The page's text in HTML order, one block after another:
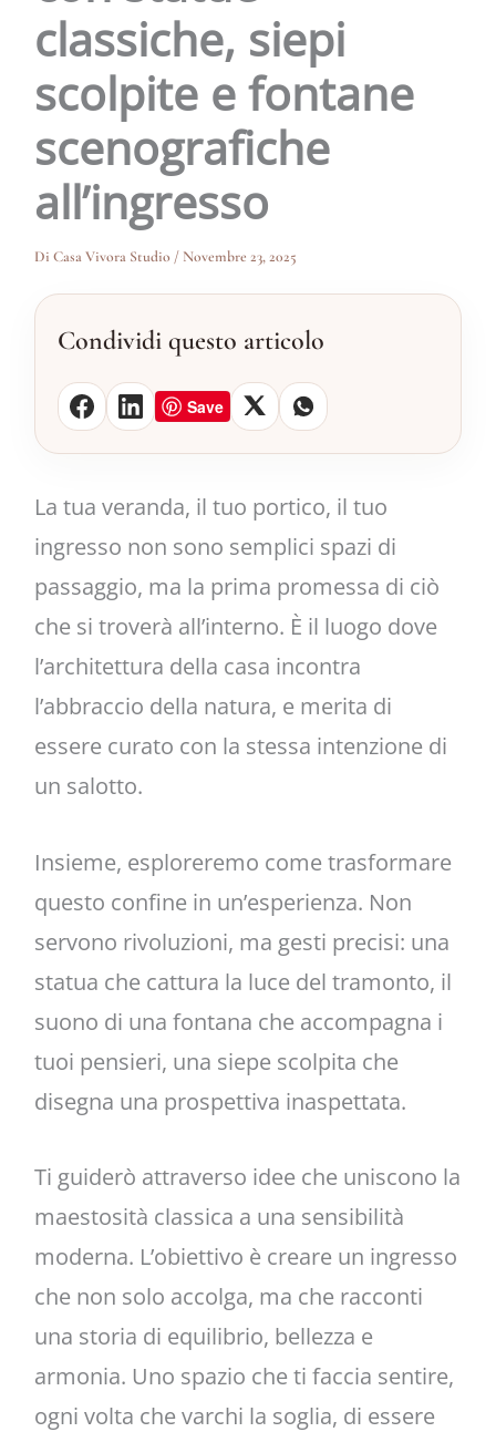
classiche, siepi
scolpite e fontane
scenografiche
all’ingresso
Di Casa Vivora Studio/Novembre 23, 2025
Condividi questo articolo
Save
La tua veranda, il tuo portico, il tuo
ingresso non sono semplici spazi di
passaggio, ma la prima promessa di ciò
che si troverà all’interno. È il luogo dove
l’architettura della casa incontra
l’abbraccio della natura, e merita di
essere curato con la stessa intenzione di
un salotto.
Insieme, esploreremo come trasformare
questo confine in un’esperienza. Non
servono rivoluzioni, ma gesti precisi: una
statua che cattura la luce del tramonto, il
suono di una fontana che accompagna i
tuoi pensieri, una siepe scolpita che
disegna una prospettiva inaspettata.
Ti guiderò attraverso idee che uniscono la
maestosità classica a una sensibilità
moderna. L’obiettivo è creare un ingresso
che non solo accolga, ma che racconti
una storia di equilibrio, bellezza e
armonia. Uno spazio che ti faccia sentire,
ogni volta che varchi la soglia, di essere